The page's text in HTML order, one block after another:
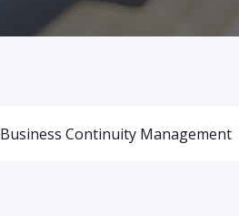
Business Continuity Management